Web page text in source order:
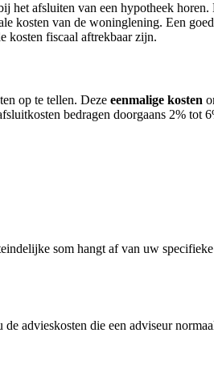
afsluiten van een hypotheek
kosten van de woninglening. Een
kosten fiscaal aftrekbaar zijn.
op te tellen. Deze eenmalige kosten
bedragen doorgaans 2% tot
som hangt af van uw
advieskosten die een adviseur